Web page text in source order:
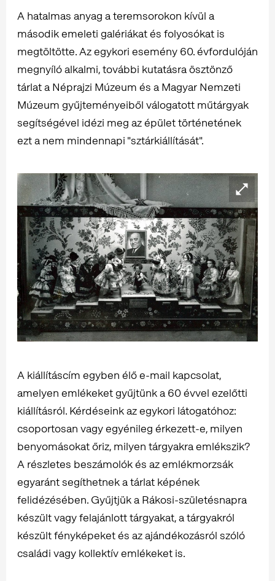
A hatalmas anyag a teremsorokon kívül a
második emeleti galériákat és folyosókat is
megtöltötte. Az egykori esemény 60. évfordulóján
megnyíló alkalmi, további kutatásra ösztönző
tárlat a Néprajzi Múzeum és a Magyar Nemzeti
Múzeum gyűjteményeiből válogatott műtárgyak
segítségével idézi meg az épület történetének
ezt a nem mindennapi "sztárkiállítását".
A kiállításcím egyben élő e-mail kapcsolat,
amelyen emlékeket gyűjtünk a 60 évvel ezelőtti
kiállításról. Kérdéseink az egykori látogatóhoz:
csoportosan vagy egyénileg érkezett-e, milyen
benyomásokat őriz, milyen tárgyakra emlékszik?
A részletes beszámolók és az emlékmorzsák
egyaránt segíthetnek a tárlat képének
felidézésében. Gyűjtjük a Rákosi-születésnapra
készült vagy felajánlott tárgyakat, a tárgyakról
készült fényképeket és az ajándékozásról szóló
családi vagy kollektív emlékeket is.